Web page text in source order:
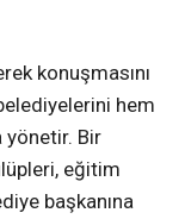
konuşmasını
hem
yönetir. Bir
eğitim
başkanına